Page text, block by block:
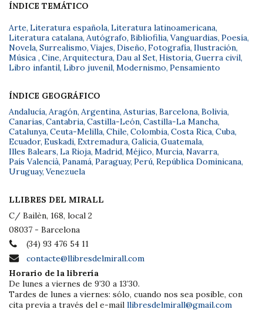
ÍNDICE TEMÁTICO
Arte, Literatura española, Literatura latinoamericana,
Literatura catalana, Autógrafo, Bibliofilia, Vanguardias, Poesía,
Novela, Surrealismo, Viajes, Diseño, Fotografía, Ilustración,
Música , Cine, Arquitectura, Dau al Set, Historia, Guerra civil,
Libro infantil, Libro juvenil, Modernismo, Pensamiento
ÍNDICE GEOGRÁFICO
Andalucía, Aragón, Argentina, Asturias, Barcelona, Bolivia,
Canarias, Cantabria, Castilla-León, Castilla-La Mancha,
Catalunya, Ceuta-Melilla, Chile, Colombia, Costa Rica, Cuba,
Ecuador, Euskadi, Extremadura, Galicia, Guatemala,
Illes Balears, La Rioja, Madrid, Méjico, Murcia, Navarra,
País Valencià, Panamá, Paraguay, Perú, República Dominicana,
Uruguay, Venezuela
LLIBRES DEL MIRALL
C/ Bailèn, 168, local 2
08037 - Barcelona
(34) 93 476 54 11
contacte@llibresdelmirall.com
Horario de la librería
De lunes a viernes de 9’30 a 13’30.
Tardes de lunes a viernes: sólo, cuando nos sea posible, con
cita previa a través del e-mail llibresdelmirall@gmail.com